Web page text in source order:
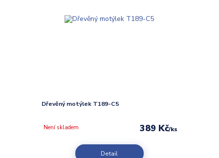
Dřevěný motýlek T189-C5
389 Kč/ks
Není skladem
Detail